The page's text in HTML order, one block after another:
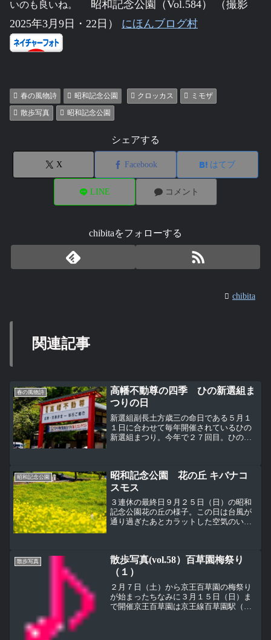
いのも良いね。
昭和記念公園（Vol.584） （撮影
2025年3月9日・22日） にほんブログ村
春の風物詩 昭和記念公園 クロッカス
ミモザ
散歩写真
昭和記念公園
シェアする
X Facebook はてブ
LINE コメント
chibitaをフォローする
chibita
関連記事
春の風物詩
高幡不動尊の四季 ひの新選組ま
つりの日
新選組副長土方歳三の命日である５月１
１日に合わせて毎年開催されているひの
新選組まつり。今年で２７回目。ひの新
翌１２日はＪＲ日野駅周辺の...
昭和記念公園
昭和記念公園 花の丘 キバナコ
スモス
３連休の最終日９月２５日（日）の昭和
記念公園花の丘の様子。この日は台風が
通り過ぎたあとカラットした空気のいい
雨で多少倒れてい...
散歩写真
散歩写真(vol.58）百草園梅祭り
（１）
２月７日（土）から京王百草園の梅祭り
が始まったちなみに３月１５日（日）ま
で開催京王百草園は京王線百草園駅（な